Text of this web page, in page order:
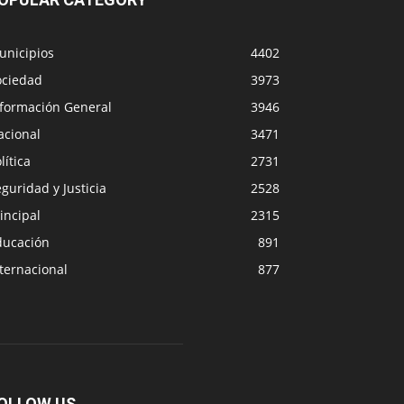
4402
3973
General
3946
3471
2731
y Justicia
2528
2315
891
877